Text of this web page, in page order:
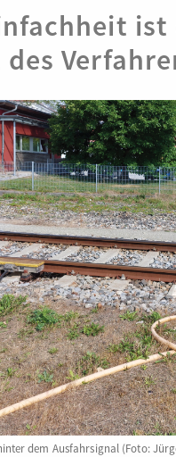
dem Ausfahrsignal (Foto: